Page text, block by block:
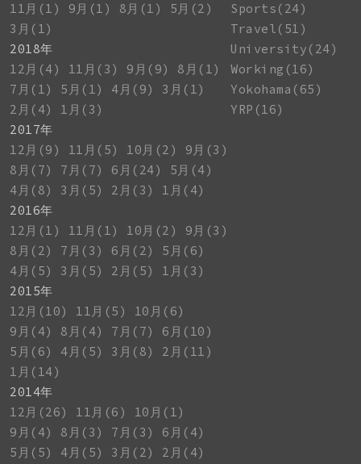
11月(1)
9月(1) 8月(1)
5月(2)
3月(1)
2018年
12月(4)
11月(3) 9月(9)
8月(1)
7月(1)
5月(1) 4月(9)
3月(1)
2月(4)
1月(3)
2017年
12月(9)
11月(5) 10月(2)
9月(3)
8月(7)
7月(7) 6月(24)
5月(4)
4月(8)
3月(5) 2月(3)
1月(4)
2016年
12月(1)
11月(1) 10月(2)
9月(3)
8月(2)
7月(3) 6月(2)
5月(6)
4月(5)
3月(5) 2月(5)
1月(3)
2015年
12月(10)
11月(5)
10月(6)
9月(4)
8月(4) 7月(7)
6月(10)
5月(6)
4月(5) 3月(8)
2月(11)
1月(14)
2014年
12月(26)
11月(6)
10月(1)
9月(4)
8月(3) 7月(3)
6月(4)
5月(5)
4月(5) 3月(2)
2月(4)
Sports(24)
Travel(51)
University(24)
Working(16)
Yokohama(65)
YRP(16)